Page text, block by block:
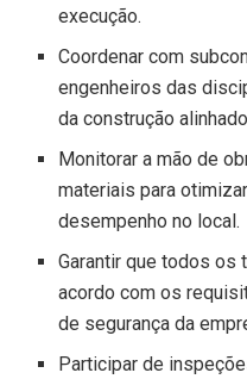
execução.
Coordenar com
engenheiros das
da construção
Monitorar a mão de
materiais para
desempenho no local.
Garantir que todos os
acordo com os
de segurança da
Participar de